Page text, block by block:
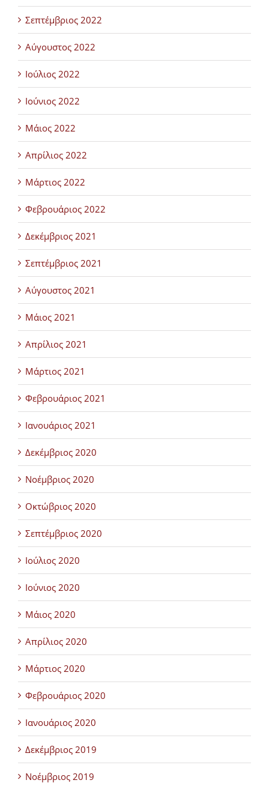
Σεπτέμβριος 2022
Αύγουστος 2022
Ιούλιος 2022
Ιούνιος 2022
Μάιος 2022
Απρίλιος 2022
Μάρτιος 2022
Φεβρουάριος 2022
Δεκέμβριος 2021
Σεπτέμβριος 2021
Αύγουστος 2021
Μάιος 2021
Απρίλιος 2021
Μάρτιος 2021
Φεβρουάριος 2021
Ιανουάριος 2021
Δεκέμβριος 2020
Νοέμβριος 2020
Οκτώβριος 2020
Σεπτέμβριος 2020
Ιούλιος 2020
Ιούνιος 2020
Μάιος 2020
Απρίλιος 2020
Μάρτιος 2020
Φεβρουάριος 2020
Ιανουάριος 2020
Δεκέμβριος 2019
Νοέμβριος 2019